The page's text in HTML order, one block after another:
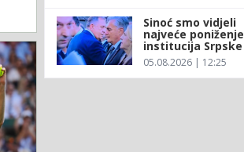
Sinoć smo vidjeli
najveće poniženje
institucija Srpske
05.08.2026 | 12:25